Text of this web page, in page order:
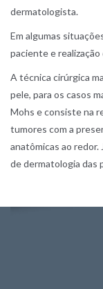
dermatologista.
Em algumas
paciente e
A técnica cirúrgica
pele, para os casos
Mohs e consiste na
tumores com a
anatômicas ao redor.
de dermatologia das